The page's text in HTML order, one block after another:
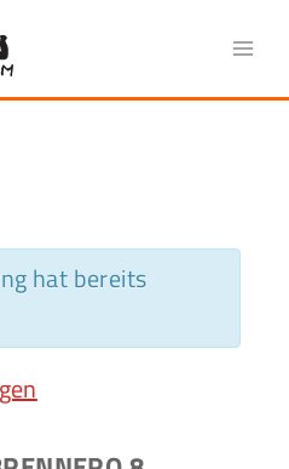
hat bereits